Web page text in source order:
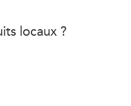
locaux ?